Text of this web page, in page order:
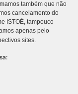
também que não
cancelamento do
ISTOÉ, tampouco
apenas pelo
sites.